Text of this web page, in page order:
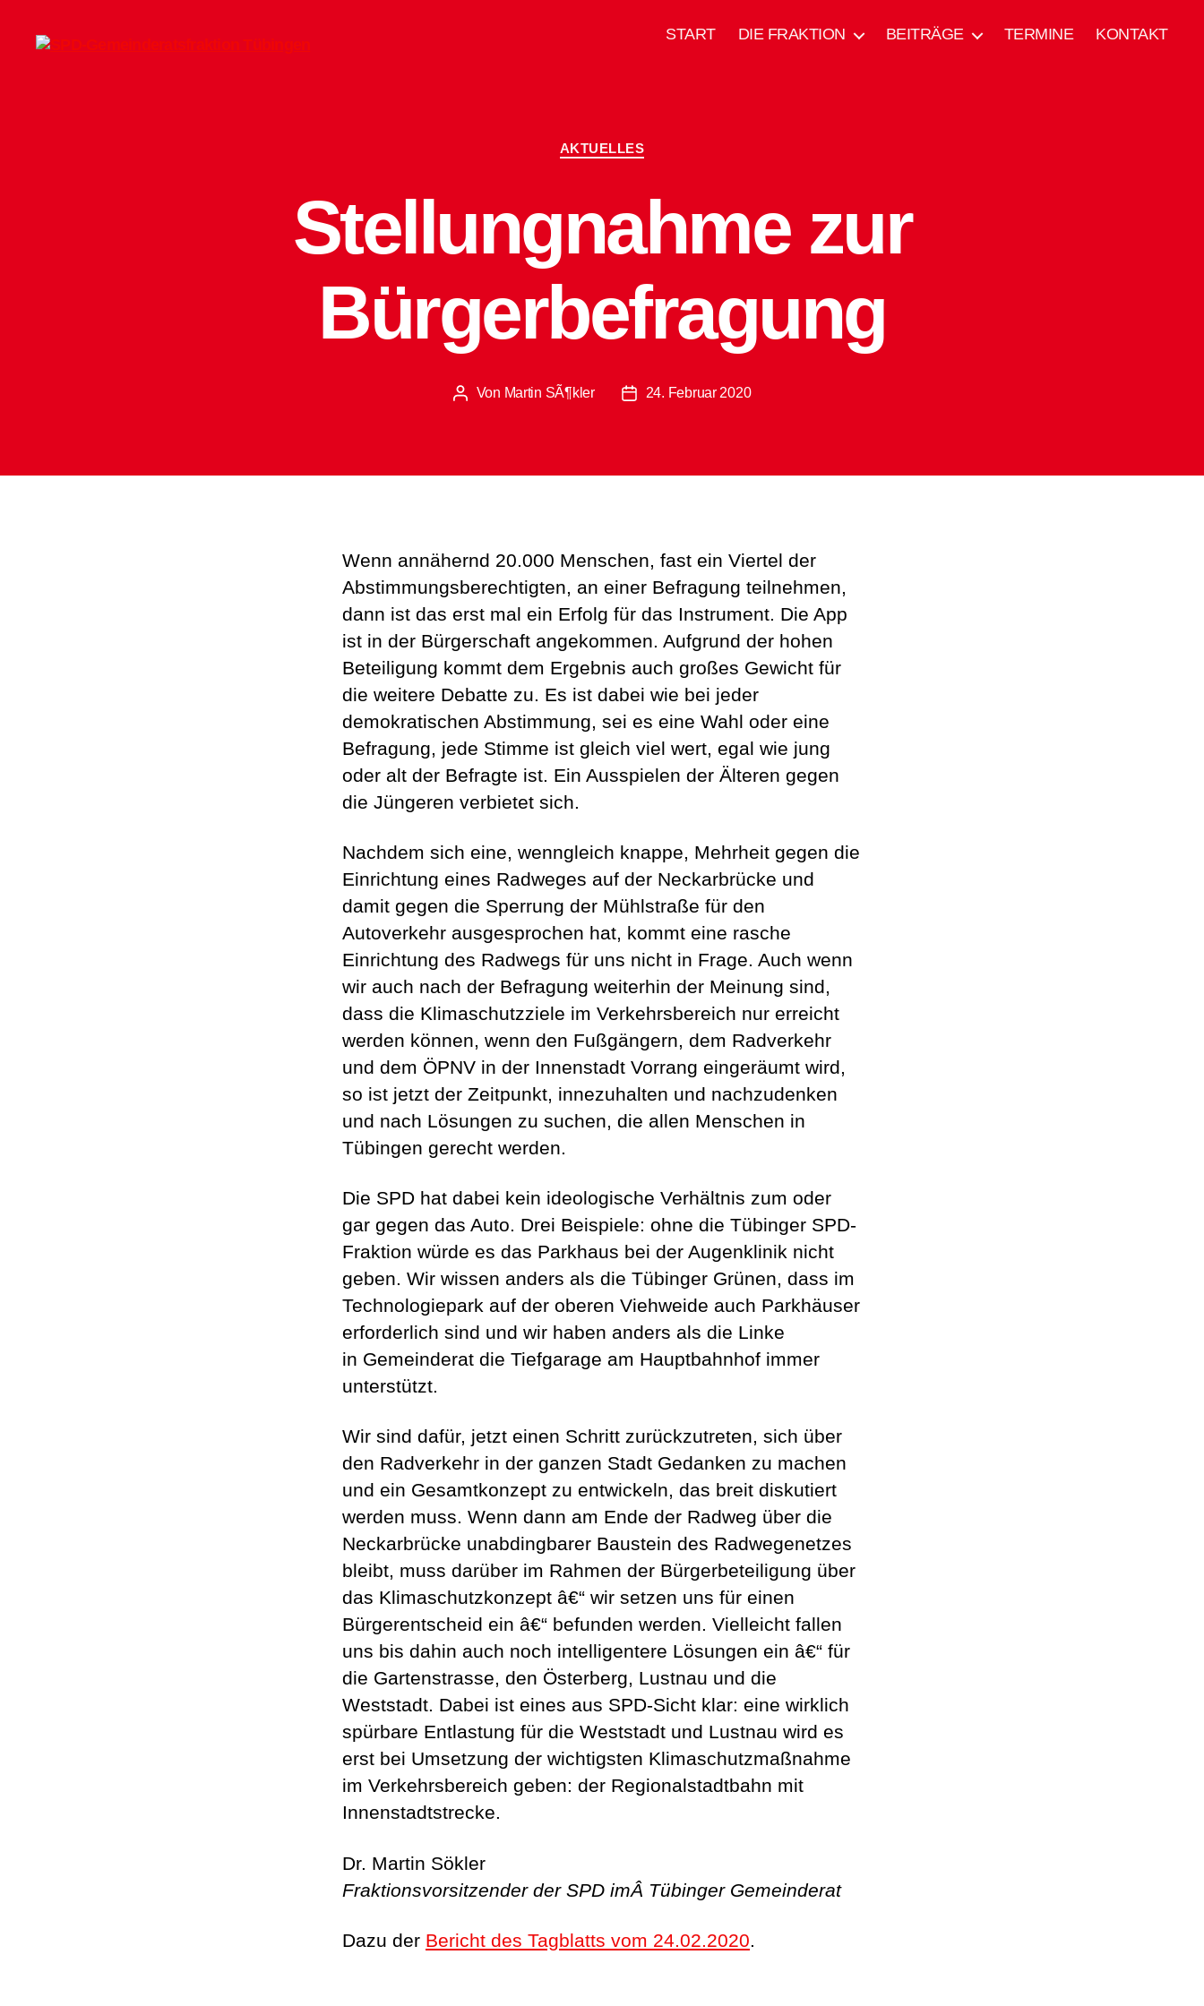
SPD-
START DIE FRAKTION BEITRÄGE TERMINE KONTAKT
Kategorien
AKTUELLES
Stellungnahme zur
Bürgerbefragung
Beitragsautor
Von Martin SÃ¶kler Beitragsdatum
24. Februar 2020
Wenn annähernd 20.000 Menschen, fast ein Viertel der
Abstimmungsberechtigten, an einer Befragung teilnehmen,
dann ist das erst mal ein Erfolg für das Instrument. Die App
ist in der Bürgerschaft angekommen. Aufgrund der hohen
Beteiligung kommt dem Ergebnis auch großes Gewicht für
die weitere Debatte zu. Es ist dabei wie bei jeder
demokratischen Abstimmung, sei es eine Wahl oder eine
Befragung, jede Stimme ist gleich viel wert, egal wie jung
oder alt der Befragte ist. Ein Ausspielen der Älteren gegen
die Jüngeren verbietet sich.
Nachdem sich eine, wenngleich knappe, Mehrheit gegen die
Einrichtung eines Radweges auf der Neckarbrücke und
damit gegen die Sperrung der Mühlstraße für den
Autoverkehr ausgesprochen hat, kommt eine rasche
Einrichtung des Radwegs für uns nicht in Frage. Auch wenn
wir auch nach der Befragung weiterhin der Meinung sind,
dass die Klimaschutzziele im Verkehrsbereich nur erreicht
werden können, wenn den Fußgängern, dem Radverkehr
und dem ÖPNV in der Innenstadt Vorrang eingeräumt wird,
so ist jetzt der Zeitpunkt, innezuhalten und nachzudenken
und nach Lösungen zu suchen, die allen Menschen in
Tübingen gerecht werden.
Die SPD hat dabei kein ideologische Verhältnis zum oder
gar gegen das Auto. Drei Beispiele: ohne die Tübinger SPD-
Fraktion würde es das Parkhaus bei der Augenklinik nicht
geben. Wir wissen anders als die Tübinger Grünen, dass im
Technologiepark auf der oberen Viehweide auch Parkhäuser
erforderlich sind und wir haben anders als die Linke
in Gemeinderat die Tiefgarage am Hauptbahnhof immer
unterstützt.
Wir sind dafür, jetzt einen Schritt zurückzutreten, sich über
den Radverkehr in der ganzen Stadt Gedanken zu machen
und ein Gesamtkonzept zu entwickeln, das breit diskutiert
werden muss. Wenn dann am Ende der Radweg über die
Neckarbrücke unabdingbarer Baustein des Radwegenetzes
bleibt, muss darüber im Rahmen der Bürgerbeteiligung über
das Klimaschutzkonzept â€“ wir setzen uns für einen
Bürgerentscheid ein â€“ befunden werden. Vielleicht fallen
uns bis dahin auch noch intelligentere Lösungen ein â€“ für
die Gartenstrasse, den Österberg, Lustnau und die
Weststadt. Dabei ist eines aus SPD-Sicht klar: eine wirklich
spürbare Entlastung für die Weststadt und Lustnau wird es
erst bei Umsetzung der wichtigsten Klimaschutzmaßnahme
im Verkehrsbereich geben: der Regionalstadtbahn mit
Innenstadtstrecke.
Dr. Martin Sökler
Fraktionsvorsitzender der SPD imÂ Tübinger Gemeinderat
Dazu der Bericht des Tagblatts vom 24.02.2020.